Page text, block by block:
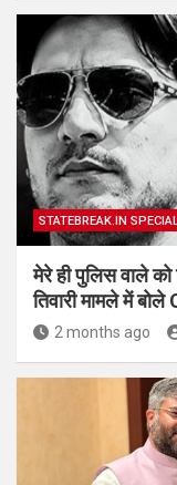
STATEBREAK.IN
मेरे ही पुलिस वाले को
तिवारी मामले में
2 months ago